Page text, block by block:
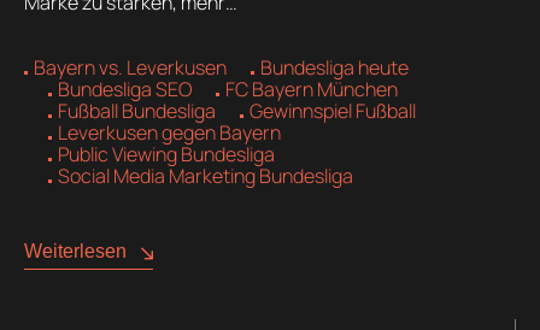
Bayern vs. Leverkusen
Bundesliga heute
Bundesliga SEO
FC Bayern München
Fußball Bundesliga
Gewinnspiel Fußball
Leverkusen gegen Bayern
Public Viewing Bundesliga
Social Media Marketing Bundesliga
Weiterlesen